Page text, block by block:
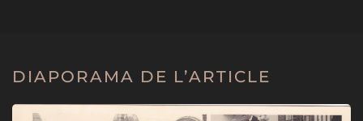
DIAPORAMA DE L’ARTICLE